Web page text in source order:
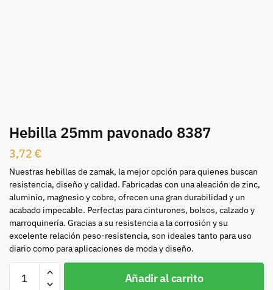
Hebilla 25mm pavonado 8387
3,72 €
Nuestras hebillas de zamak, la mejor opción para quienes buscan
resistencia, diseño y calidad. Fabricadas con una aleación de zinc,
aluminio, magnesio y cobre, ofrecen una gran durabilidad y un
acabado impecable. Perfectas para cinturones, bolsos, calzado y
marroquinería. Gracias a su resistencia a la corrosión y su
excelente relación peso-resistencia, son ideales tanto para uso
diario como para aplicaciones de moda y diseño.
25mm
Añadir al carrito